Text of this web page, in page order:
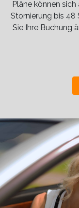
Pläne können
Stornierung bis 48
Sie Ihre Buchung